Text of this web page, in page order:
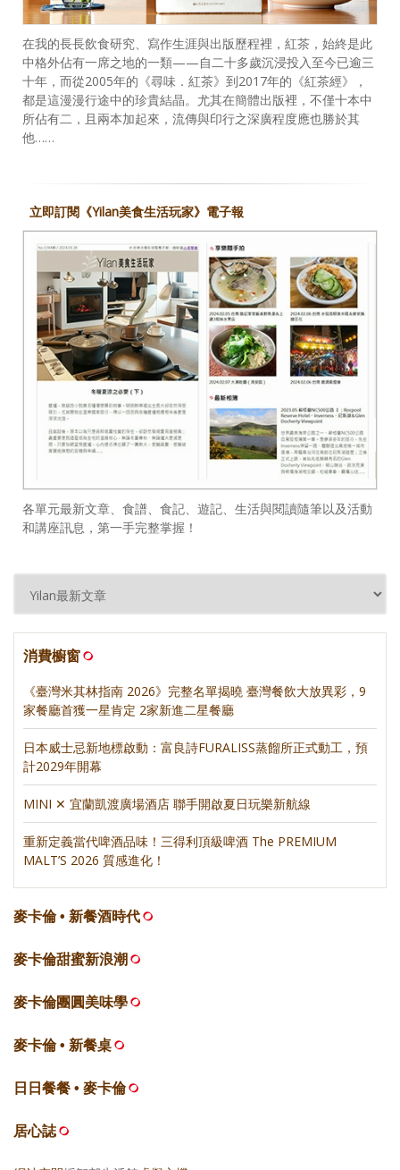
在我的長長飲食研究、寫作生涯與出版歷程裡，紅茶，始終是此
中格外佔有一席之地的一類——自二十多歲沉浸投入至今已逾三
十年，而從2005年的《尋味．紅茶》到2017年的《紅茶經》，
都是這漫漫行途中的珍貴結晶。尤其在簡體出版裡，不僅十本中
所佔有二，且兩本加起來，流傳與印行之深廣程度應也勝於其
他……
立即訂閱《Yilan美食生活玩家》電子報
各單元最新文章、食譜、食記、遊記、生活與閱讀隨筆以及活動
和講座訊息，第一手完整掌握！
消費櫥窗
《臺灣米其林指南 2026》完整名單揭曉 臺灣餐飲大放異彩，9
家餐廳首獲一星肯定 2家新進二星餐廳
日本威士忌新地標啟動：富良詩FURALISS蒸餾所正式動工，預
計2029年開幕
MINI ✕ 宜蘭凱渡廣場酒店 聯手開啟夏日玩樂新航線
重新定義當代啤酒品味！三得利頂級啤酒 The PREMIUM
MALT’S 2026 質感進化！
麥卡倫 • 新餐酒時代
麥卡倫甜蜜新浪潮
麥卡倫團圓美味學
麥卡倫 • 新餐桌
日日餐餐 • 麥卡倫
居心誌